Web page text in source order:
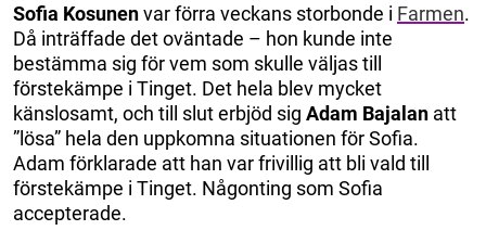
Sofia Kosunenvar förra veckans storbonde i Farmen.
Då inträffade det oväntade – hon kunde inte
bestämma sig för vem som skulle väljas till
förstekämpe i Tinget. Det hela blev mycket
känslosamt, och till slut erbjöd sig Adam Bajalan att
”lösa” hela den uppkomna situationen för Sofia.
Adam förklarade att han var frivillig att bli vald till
förstekämpe i Tinget. Någonting som Sofia
accepterade.